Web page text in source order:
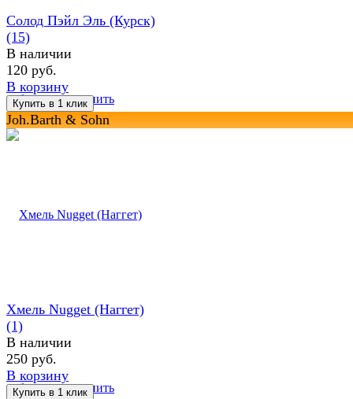
избранное сравнить
Солод Пэйл Эль (Курск)
(15)
В наличии
120 руб.
В корзину
Joh.Barth & Sohn
избранное сравнить
Хмель Nugget (Наггет)
(1)
В наличии
250 руб.
В корзину